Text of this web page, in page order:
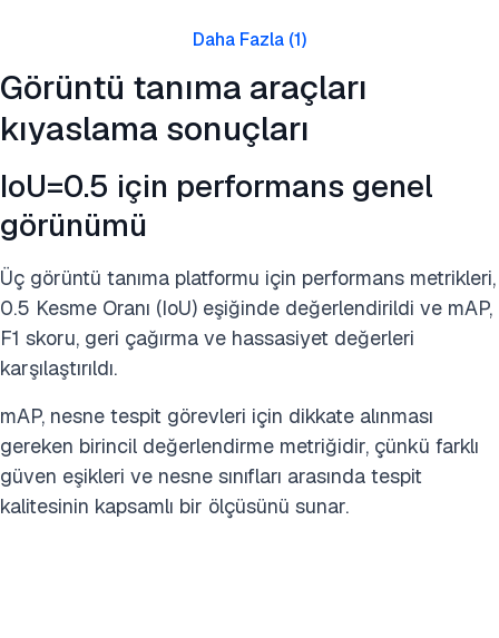
Daha Fazla (1)
Görüntü tanıma araçları
kıyaslama sonuçları
IoU=0.5 için performans genel
görünümü
Üç görüntü tanıma platformu için performans metrikleri,
0.5 Kesme Oranı (IoU) eşiğinde değerlendirildi ve mAP,
F1 skoru, geri çağırma ve hassasiyet değerleri
karşılaştırıldı.
mAP, nesne tespit görevleri için dikkate alınması
gereken birincil değerlendirme metriğidir, çünkü farklı
güven eşikleri ve nesne sınıfları arasında tespit
kalitesinin kapsamlı bir ölçüsünü sunar.